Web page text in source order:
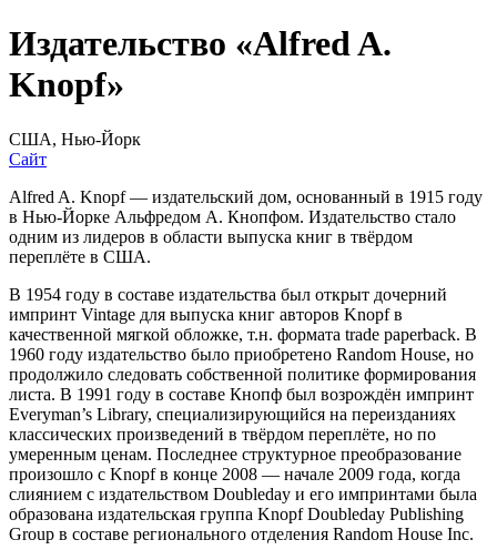
Издательство «Alfred A.
Knopf»
США, Нью-Йорк
Сайт
Alfred A. Knopf — издательский дом, основанный в 1915 году
в Нью-Йорке Альфредом А. Кнопфом. Издательство стало
одним из лидеров в области выпуска книг в твёрдом
переплёте в США.
В 1954 году в составе издательства был открыт дочерний
импринт Vintage для выпуска книг авторов Knopf в
качественной мягкой обложке, т.н. формата trade paperback. В
1960 году издательство было приобретено Random House, но
продолжило следовать собственной политике формирования
листа. В 1991 году в составе Кнопф был возрождён импринт
Everyman’s Library, специализирующийся на переизданиях
классических произведений в твёрдом переплёте, но по
умеренным ценам. Последнее структурное преобразование
произошло с Knopf в конце 2008 — начале 2009 года, когда
слиянием с издательством Doubleday и его импринтами была
образована издательская группа Knopf Doubleday Publishing
Group в составе регионального отделения Random House Inc.